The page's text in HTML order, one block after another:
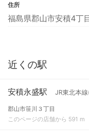
住所
福島県郡山市安積4丁
近くの駅
安積永盛駅 JR東北本
郡山市笹川３丁目
このページの店舗から 591 m